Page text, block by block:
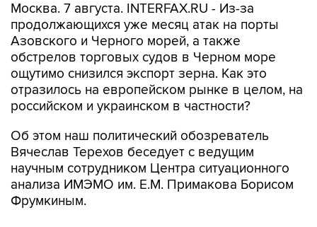
Москва. 7 августа. INTERFAX.RU - Из-за
продолжающихся уже месяц атак на порты
Азовского и Черного морей, а также
обстрелов торговых судов в Черном море
ощутимо снизился экспорт зерна. Как это
отразилось на европейском рынке в целом, на
российском и украинском в частности?
Об этом наш политический обозреватель
Вячеслав Терехов беседует с ведущим
научным сотрудником Центра ситуационного
анализа ИМЭМО им. Е.М. Примакова Борисом
Фрумкиным.